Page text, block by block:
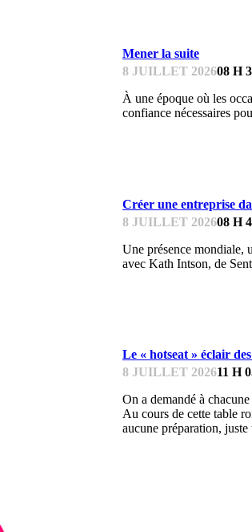
Mener la suite
8 JUILLET 202608 H
À une époque où les
confiance nécessaires
Créer une entreprise
8 JUILLET 202608 H
Une présence mondiale,
avec Kath Intson, de
Le « hotseat » éclair
8 JUILLET 202611 H
On a demandé à
Au cours de cette table
aucune préparation,